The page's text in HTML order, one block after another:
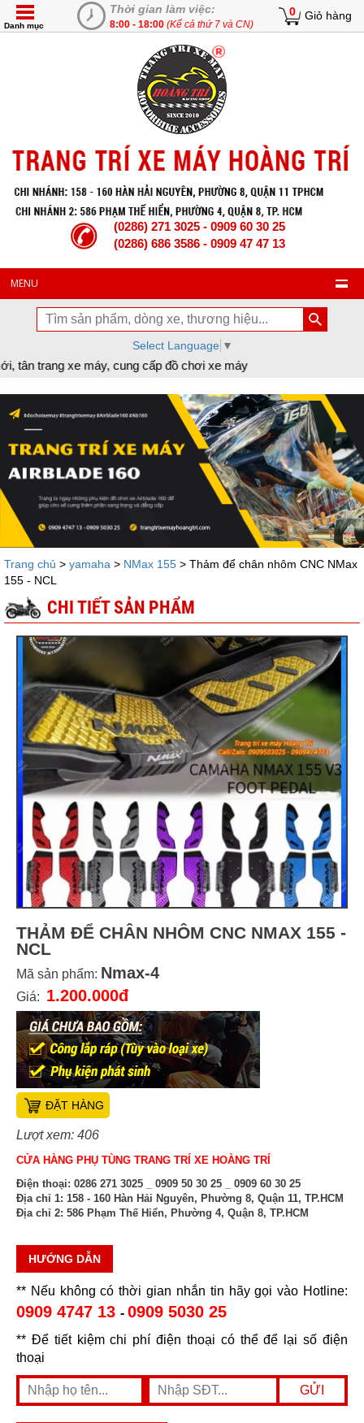
Thời gian làm việc:
8:00 - 18:00 (Kể cả thứ 7 và CN)
0 Giỏ hàng
Danh mục
(0286) 271 3025 - 0909 60 30 25
(0286) 686 3586 - 0909 47 47 13
MENU
Select Language ▼
cung cấp đồ chơi xe máy
Trang chủ > yamaha > NMax 155 > Thảm để chân nhôm CNC NMax
155 - NCL
CHI TIẾT SẢN PHẨM
THẢM ĐỂ CHÂN NHÔM CNC NMAX 155 -
NCL
Mã sản phẩm: Nmax-4
Giá: 1.200.000đ
ĐẶT HÀNG
Lượt xem: 406
CỬA HÀNG PHỤ TÙNG TRANG TRÍ XE HOÀNG TRÍ
Điện thoại: 0286 271 3025 _ 0909 50 30 25 _ 0909 60 30 25
Địa chỉ 1: 158 - 160 Hàn Hải Nguyên, Phường 8, Quận 11, TP.HCM
Địa chỉ 2: 586 Phạm Thế Hiển, Phường 4, Quận 8, TP.HCM
HƯỚNG DẪN
** Nếu không có thời gian nhắn tin hãy gọi vào Hotline:
0909 4747 13 - 0909 5030 25
** Để tiết kiệm chi phí điện thoại có thể để lại số điện
thoại